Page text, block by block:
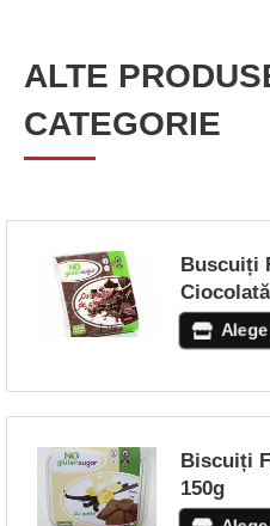
ALTE
CATEGORIE
Buscuiți
Alege
Biscuiți
150g